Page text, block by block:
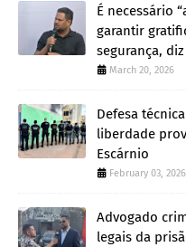
É necessário
garantir
segurança,
March 20, 2026
Defesa
liberdade
Escárnio
February 03, 2026
Advogado
legais da